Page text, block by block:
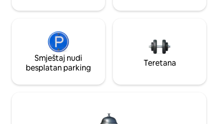
Smještaj nudi
besplatan parking
Teretana